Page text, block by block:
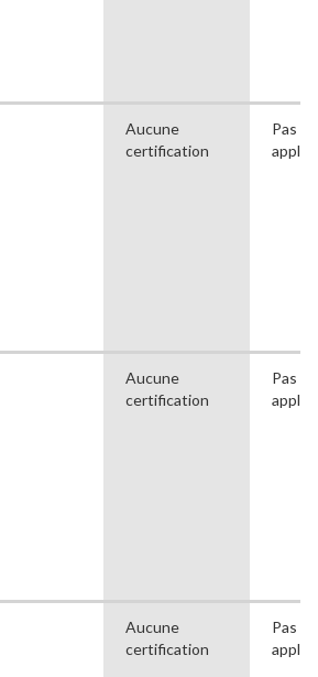
Aucune
certification
Pas
Aucune
certification
Pas
Aucune
certification
Pas